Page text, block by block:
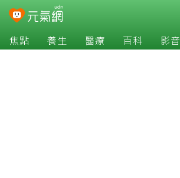
焦點 養生 醫療 百科 影音